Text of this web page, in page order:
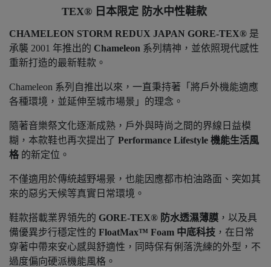
TEX® 日本限定 防水中性鞋款
CHAMELEON STORM REDUX JAPAN GORE-TEX® 是
承襲 2001 年推出的 Chameleon 系列精神，並依照現代感性
重新打造的最新鞋款。
Chameleon 系列自推出以來，一直秉持著「將戶外機能適應
各種環境，並延伸至城市場景」的理念。
隨著音樂祭文化逐漸成熟，戶外與時尚之間的界線日益模
糊，本款鞋也再次提出了 Performance Lifestyle 機能生活風
格 的新定位。
不僅適用於傳統越野場景，也能因應都市柏油路面、突如其
來的惡劣天候等真實日常環境。
鞋款搭載業界領先的 GORE-TEX® 防水透濕薄膜 ，以及具
備優異步行穩定性的 FloatMax™ Foam 中底科技 ，在日常
穿著中帶來安心感與舒適性，同時保有俐落洗練的外型，不
過度偏向硬派機能風格。